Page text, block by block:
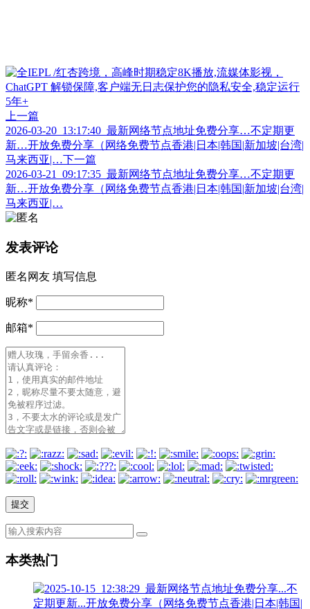
上一篇
2026-03-20_13:17:40_最新网络节点地址免费分享…不定期更
新…开放免费分享（网络免费节点香港|日本|韩国|新加坡|台湾|
马来西亚|… 下一篇
2026-03-21_09:17:35_最新网络节点地址免费分享…不定期更
新…开放免费分享（网络免费节点香港|日本|韩国|新加坡|台湾|
马来西亚|…
发表评论
匿名网友 填写信息
昵称*
邮箱*
本类热门